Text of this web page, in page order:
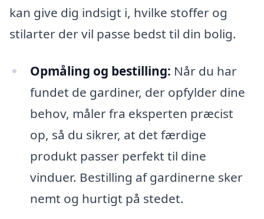
kan give dig indsigt i, hvilke stoffer og
stilarter der vil passe bedst til din bolig.
Opmåling og bestilling: Når du har
fundet de gardiner, der opfylder dine
behov, måler fra eksperten præcist
op, så du sikrer, at det færdige
produkt passer perfekt til dine
vinduer. Bestilling af gardinerne sker
nemt og hurtigt på stedet.